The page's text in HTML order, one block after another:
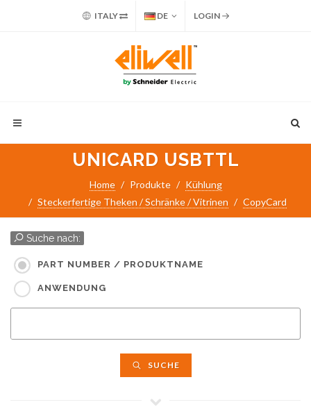
ITALY DE LOGIN
UNICARD USBTTL
Home Produkte
Kühlung
Steckerfertige Theken / Schränke / Vitrinen
CopyCard
Suche nach:
PART NUMBER / PRODUKTNAME
ANWENDUNG
SUCHE